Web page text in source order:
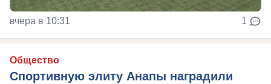
вчера в 10:31 1
Общество
Спортивную элиту Анапы наградили